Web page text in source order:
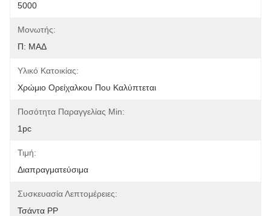
5000
Μονωτής:
Π: ΜΑΔ
Υλικό Κατοικίας:
Χρώμιο Ορείχαλκου Που Καλύπτεται
Ποσότητα Παραγγελίας Min:
1pc
Τιμή:
Διαπραγματεύσιμα
Συσκευασία Λεπτομέρειες:
Τσάντα PP